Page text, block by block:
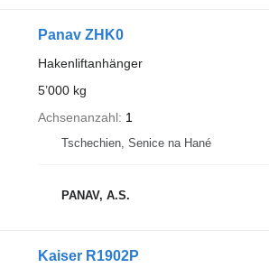
Panav ZHK0
Hakenliftanhänger
5’000 kg
Achsenanzahl 1
Tschechien, Senice na Hané
PANAV, A.S.
Kaiser R1902P